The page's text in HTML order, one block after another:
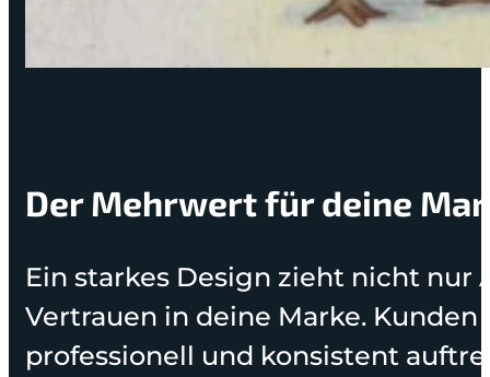
Der Mehrwert für deine
Ein starkes Design zieht nicht nur
Vertrauen in deine Marke.
professionell und konsistent